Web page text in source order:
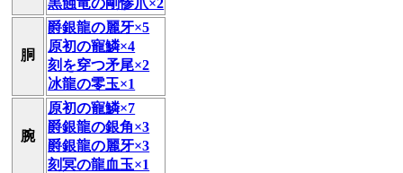
胴
爵銀龍の麗牙×5
原初の寵鱗×4
刻を穿つ矛尾×2
冰龍の零玉×1
腕
原初の寵鱗×7
爵銀龍の銀角×3
爵銀龍の麗牙×3
刻冥の龍血玉×1